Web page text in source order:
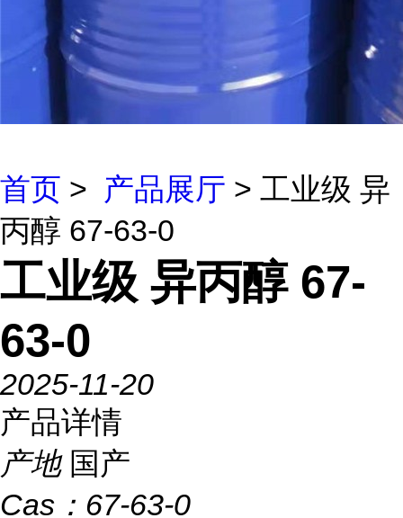
首页 > 产品展厅 > 工业级 异
丙醇 67-63-0
工业级 异丙醇 67-
63-0
2025-11-20
产品详情
产地 国产
Cas： 67-63-0